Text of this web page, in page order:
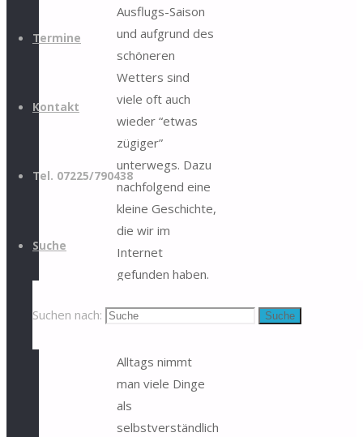
Termine
Kontakt
Tel. 07225/790438
Suche
Suchen nach: Suche
Ausflugs-Saison
und aufgrund des
schöneren
Wetters sind
viele oft auch
wieder “etwas
zügiger”
unterwegs. Dazu
nachfolgend eine
kleine Geschichte,
die wir im
Internet
gefunden haben.
Anregung. Denn in
Alltags nimmt
man viele Dinge
als
selbstverständlich